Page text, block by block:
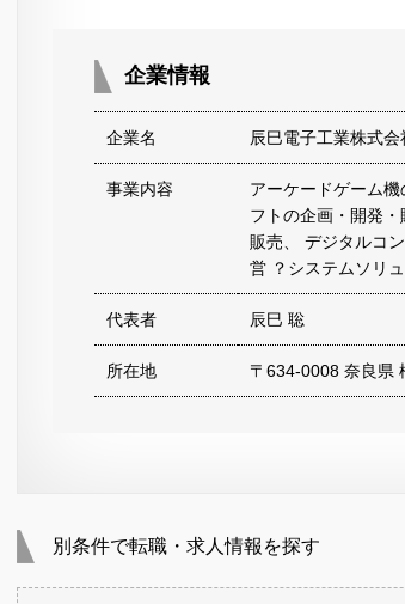
企業情報
企業名 辰巳電子工業株式会
事業内容
アーケードゲーム
フトの企画・開発
販売、 デジタルコ
営 ？システムソリ
代表者 辰巳 聡
所在地 〒634-0008 奈良県
別条件で転職・求人情報を探す